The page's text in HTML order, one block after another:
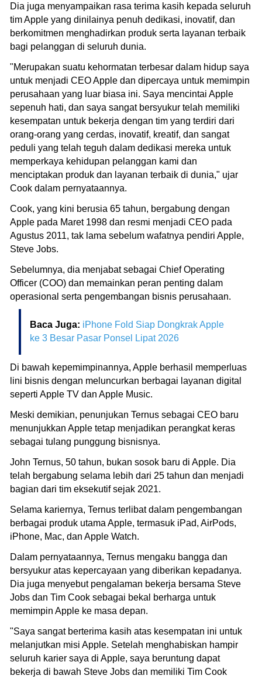
Dia juga menyampaikan rasa terima kasih kepada seluruh
tim Apple yang dinilainya penuh dedikasi, inovatif, dan
berkomitmen menghadirkan produk serta layanan terbaik
bagi pelanggan di seluruh dunia.
"Merupakan suatu kehormatan terbesar dalam hidup saya
untuk menjadi CEO Apple dan dipercaya untuk memimpin
perusahaan yang luar biasa ini. Saya mencintai Apple
sepenuh hati, dan saya sangat bersyukur telah memiliki
kesempatan untuk bekerja dengan tim yang terdiri dari
orang-orang yang cerdas, inovatif, kreatif, dan sangat
peduli yang telah teguh dalam dedikasi mereka untuk
memperkaya kehidupan pelanggan kami dan
menciptakan produk dan layanan terbaik di dunia," ujar
Cook dalam pernyataannya.
Cook, yang kini berusia 65 tahun, bergabung dengan
Apple pada Maret 1998 dan resmi menjadi CEO pada
Agustus 2011, tak lama sebelum wafatnya pendiri Apple,
Steve Jobs.
Sebelumnya, dia menjabat sebagai Chief Operating
Officer (COO) dan memainkan peran penting dalam
operasional serta pengembangan bisnis perusahaan.
Baca Juga: iPhone Fold Siap Dongkrak Apple
ke 3 Besar Pasar Ponsel Lipat 2026
Di bawah kepemimpinannya, Apple berhasil memperluas
lini bisnis dengan meluncurkan berbagai layanan digital
seperti Apple TV dan Apple Music.
Meski demikian, penunjukan Ternus sebagai CEO baru
menunjukkan Apple tetap menjadikan perangkat keras
sebagai tulang punggung bisnisnya.
John Ternus, 50 tahun, bukan sosok baru di Apple. Dia
telah bergabung selama lebih dari 25 tahun dan menjadi
bagian dari tim eksekutif sejak 2021.
Selama kariernya, Ternus terlibat dalam pengembangan
berbagai produk utama Apple, termasuk iPad, AirPods,
iPhone, Mac, dan Apple Watch.
Dalam pernyataannya, Ternus mengaku bangga dan
bersyukur atas kepercayaan yang diberikan kepadanya.
Dia juga menyebut pengalaman bekerja bersama Steve
Jobs dan Tim Cook sebagai bekal berharga untuk
memimpin Apple ke masa depan.
"Saya sangat berterima kasih atas kesempatan ini untuk
melanjutkan misi Apple. Setelah menghabiskan hampir
seluruh karier saya di Apple, saya beruntung dapat
bekerja di bawah Steve Jobs dan memiliki Tim Cook